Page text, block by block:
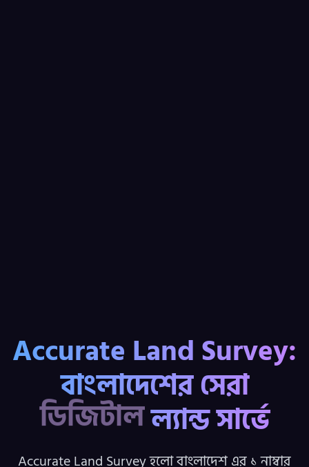
Accurate Land Survey:
বাংলাদেশের সেরাদ্রুততম
ল্যান্ড সার্ভে
Accurate Land Survey হলো বাংলাদেশ এর ১ নাম্বার